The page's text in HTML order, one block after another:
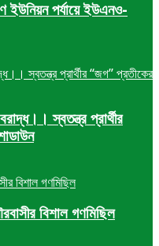
ইউনিয়ন পর্যায়ে ইউএনও-
স্বতন্ত্র প্রার্থীর
বিশাল গণমিছিল